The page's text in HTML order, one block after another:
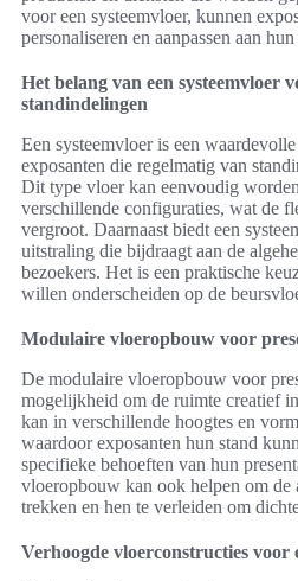
voor een systeemvloer, kunnen
personaliseren en aanpassen aan
Het belang van een systeemvloer
standindelingen
Een systeemvloer is een
exposanten die regelmatig van
Dit type vloer kan eenvoudig
verschillende configuraties, wat de
vergroot. Daarnaast biedt een
uitstraling die bijdraagt aan de
bezoekers. Het is een praktische
willen onderscheiden op de
Modulaire vloeropbouw voor
De modulaire vloeropbouw voor
mogelijkheid om de ruimte creatief
kan in verschillende hoogtes en
waardoor exposanten hun stand
specifieke behoeften van hun
vloeropbouw kan ook helpen om de
trekken en hen te verleiden om
Verhoogde vloerconstructies voor